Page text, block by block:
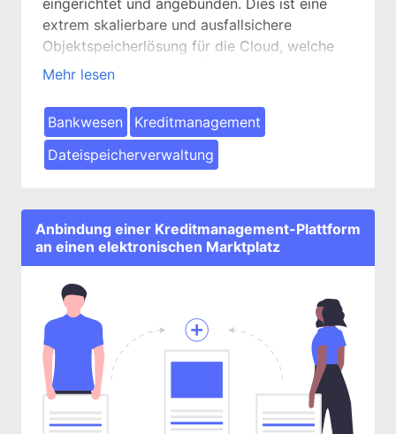
extrem skalierbare und ausfallsichere
Objektspeicherlösung für die Cloud, welche
für die Speicherung großer Mengen
Mehr lesen
Bankwesen
Kreditmanagement
Dateispeicherverwaltung
Anbindung einer Kreditmanagement-Plattform
an einen elektronischen Marktplatz